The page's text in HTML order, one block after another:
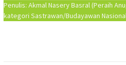
Penulis: Akmal Nasery Basral (Peraih
kategori Sastrawan/Budayawan